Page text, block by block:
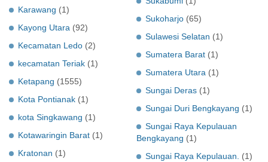
Karawang (1)
Kayong Utara (92)
Kecamatan Ledo (2)
kecamatan Teriak (1)
Ketapang (1555)
Kota Pontianak (1)
kota Singkawang (1)
Kotawaringin Barat (1)
Kratonan (1)
Sukoharjo (65)
Sulawesi Selatan (1)
Sumatera Barat (1)
Sumatera Utara (1)
Sungai Deras (1)
Sungai Duri Bengkayang (1)
Sungai Raya Kepulauan
Bengkayang (1)
Sungai Raya Kepulauan.
(1)